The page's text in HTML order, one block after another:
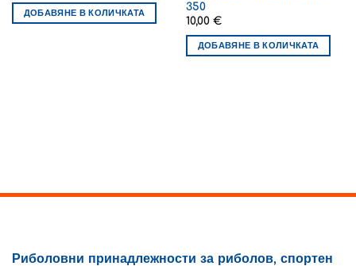
ДОБАВЯНЕ В КОЛИЧКАТА
350
10,00 €
ДОБАВЯНЕ В КОЛИЧКАТА
Риболовни принадлежности за риболов, спортен